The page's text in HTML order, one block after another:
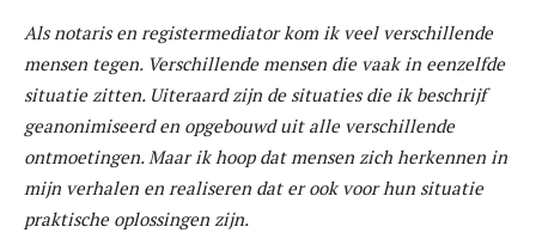
Als notaris en registermediator kom ik veel verschillende
mensen tegen. Verschillende mensen die vaak in eenzelfde
situatie zitten. Uiteraard zijn de situaties die ik beschrijf
geanonimiseerd en opgebouwd uit alle verschillende
ontmoetingen. Maar ik hoop dat mensen zich herkennen in
mijn verhalen en realiseren dat er ook voor hun situatie
praktische oplossingen zijn.